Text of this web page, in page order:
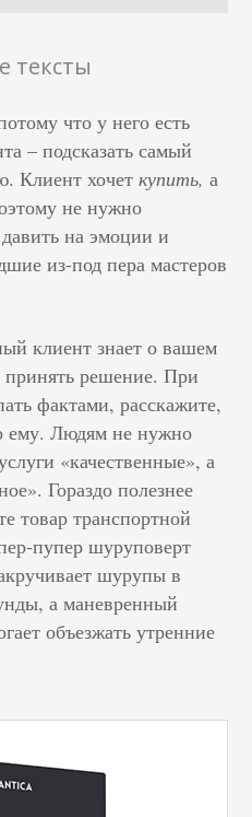
тексты
что у него есть
– подсказать самый
Клиент хочеткупить, а
не нужно
на эмоции и
из-под пера мастеров
клиент знает о вашем
решение. При
фактами, расскажите,
ему. Людям не нужно
«качественные», а
Гораздо полезнее
товар транспортной
пупер шуруповерт
шурупы в
а маневренный
объезжать утренние